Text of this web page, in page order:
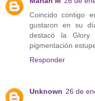
Coincido contigo
gustaron en su
destacó la
pigmentación
Responder
Unknown 26 de